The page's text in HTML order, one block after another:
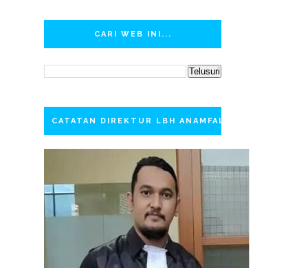
CARI WEB INI...
CATATAN DIREKTUR LBH ANAMFAL